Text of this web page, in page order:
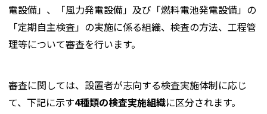
電設備」、「風力発電設備」及び「燃料電池発電設備」の
「定期自主検査」の実施に係る組織、検査の方法、工程管
理等について審査を行います。
審査に関しては、設置者が志向する検査実施体制に応じ
て、下記に示す4種類の検査実施組織に区分されます。